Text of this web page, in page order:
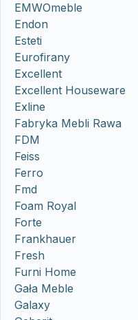
EMWOmeble
Endon
Esteti
Eurofirany
Excellent
Excellent Houseware
Exline
Fabryka Mebli Rawa
FDM
Feiss
Ferro
Fmd
Foam Royal
Forte
Frankhauer
Fresh
Furni Home
Gała Meble
Galaxy